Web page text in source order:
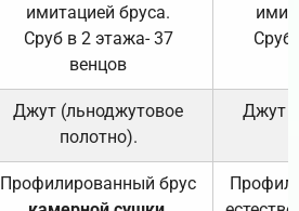
имитацией бруса.
Сруб в 2 этажа- 37
венцов
Сруб
Джут (льноджутовое
полотно).
Джут
Профилированный брус